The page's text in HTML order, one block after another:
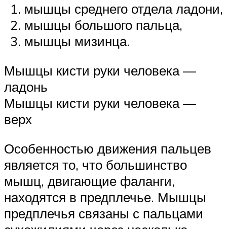
мышцы среднего отдела ладони,
мышцы большого пальца,
мышцы мизинца.
Мышцы кисти руки человека —
ладонь
Мышцы кисти руки человека —
верх
Особенностью движения пальцев
является то, что большинство
мышц, двигающие фаланги,
находятся в предплечье. Мышцы
предплечья связаны с пальцами